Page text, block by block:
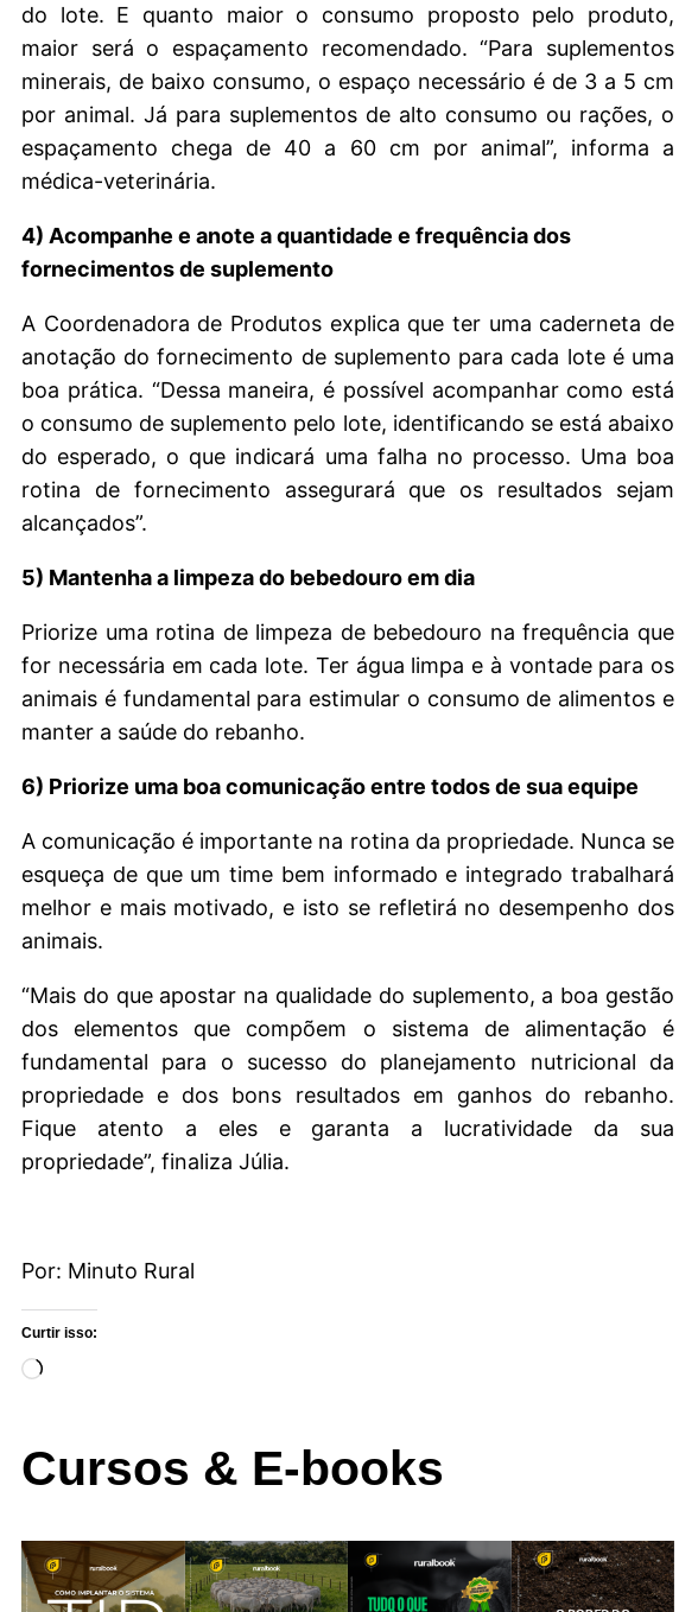
do lote. E quanto maior o consumo proposto pelo produto,
maior será o espaçamento recomendado. “Para suplementos
minerais, de baixo consumo, o espaço necessário é de 3 a 5 cm
por animal. Já para suplementos de alto consumo ou rações, o
espaçamento chega de 40 a 60 cm por animal”, informa a
médica-veterinária.
4) Acompanhe e anote a quantidade e frequência dos
fornecimentos de suplemento
A Coordenadora de Produtos explica que ter uma caderneta de
anotação do fornecimento de suplemento para cada lote é uma
boa prática. “Dessa maneira, é possível acompanhar como está
o consumo de suplemento pelo lote, identificando se está abaixo
do esperado, o que indicará uma falha no processo. Uma boa
rotina de fornecimento assegurará que os resultados sejam
alcançados”.
5) Mantenha a limpeza do bebedouro em dia
Priorize uma rotina de limpeza de bebedouro na frequência que
for necessária em cada lote. Ter água limpa e à vontade para os
animais é fundamental para estimular o consumo de alimentos e
manter a saúde do rebanho.
6) Priorize uma boa comunicação entre todos de sua equipe
A comunicação é importante na rotina da propriedade. Nunca se
esqueça de que um time bem informado e integrado trabalhará
melhor e mais motivado, e isto se refletirá no desempenho dos
animais.
“Mais do que apostar na qualidade do suplemento, a boa gestão
dos elementos que compõem o sistema de alimentação é
fundamental para o sucesso do planejamento nutricional da
propriedade e dos bons resultados em ganhos do rebanho.
Fique atento a eles e garanta a lucratividade da sua
propriedade”, finaliza Júlia.
Por: Minuto Rural
Curtir isso:
Cursos & E-books